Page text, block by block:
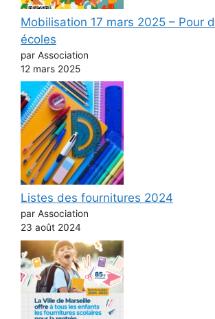
Mobilisation 17 mars 2025 – Pour
écoles
par Association
12 mars 2025
Listes des fournitures 2024
par Association
23 août 2024